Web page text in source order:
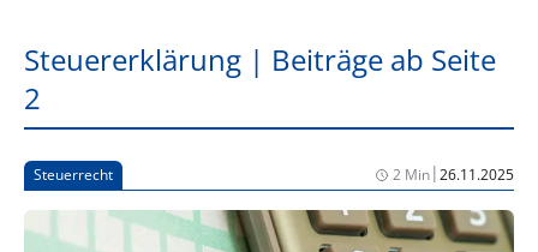
Steuererklärung | Beiträge ab Seite
2
Steuerrecht 2 Min|26.11.2025